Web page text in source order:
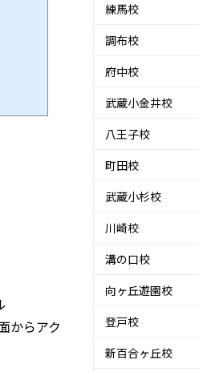
からアク
練馬校
調布校
府中校
武蔵小金井校
八王子校
町田校
武蔵小杉校
川崎校
溝の口校
向ヶ丘遊園校
登戸校
新百合ヶ丘校